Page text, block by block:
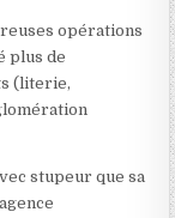
opérations
plus de
(literie,
stupeur que sa